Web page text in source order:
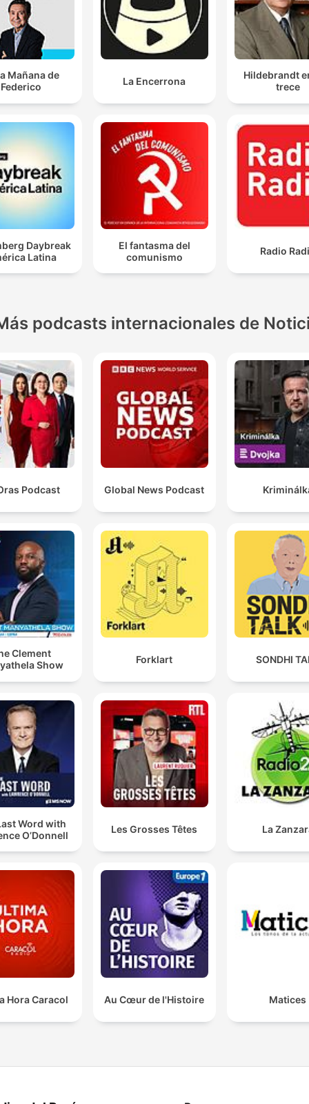
Mañana de
Federico
La Encerrona
Hildebrandt
trece
Daybreak
Latina
El fantasma del
comunismo
Radio
podcasts internacionales de
Podcast Global News Podcast
Clement
Show
Forklart SONDHI
Word with
O’Donnell
Les Grosses Têtes La
Hora Caracol Au Cœur de l'Histoire Matices